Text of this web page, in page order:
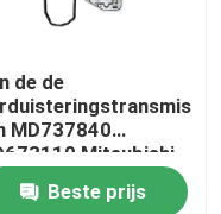
de de
MD737840
Mitsubishi
46321-36001
36010
Beste prijs